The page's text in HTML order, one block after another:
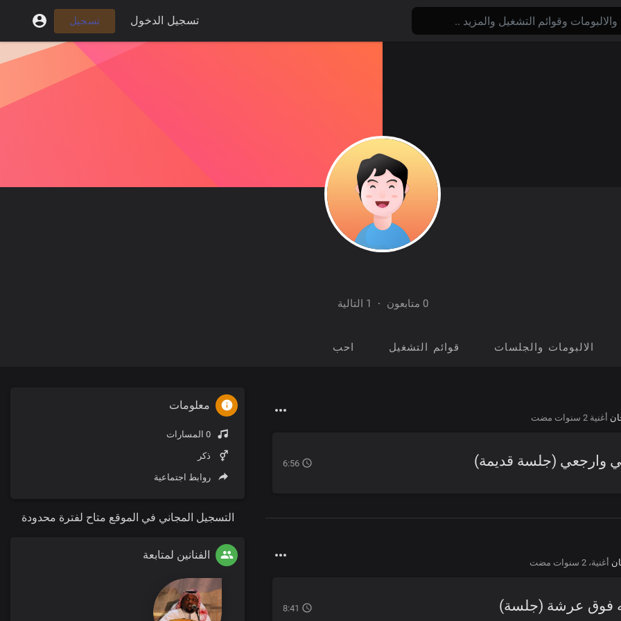
تسجيل الدخول تسجيل
0 متابعون · 1 التالية
الالبومات والجلسات قوائم التشغيل احب
أغنية 2 سنوات مضت
وارجعي (جلسة قديمة)
أغنية، 2 سنوات مضت
فوق عرشة (جلسة)
معلومات
ذكر
روابط اجتماعية
التسجيل المجاني في الموقع متاح لفترة محدودة
الفنانين لمتابعة